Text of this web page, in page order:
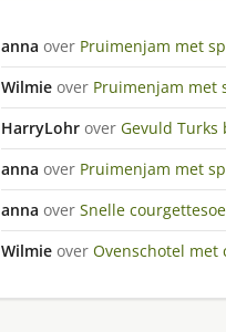
anna over Pruimenjam met
Wilmie over Pruimenjam met
HarryLohr over Gevuld Turks
anna over Pruimenjam met
anna over Snelle
Wilmie over Ovenschotel